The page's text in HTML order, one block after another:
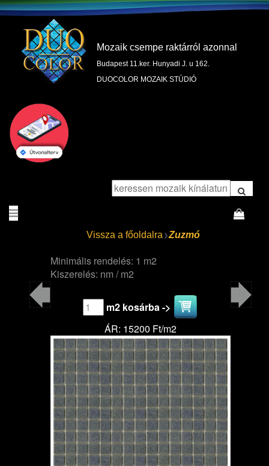
Mozaik csempe raktárról azonnal
Budapest 11.ker. Hunyadi J. u 162.
DUOCOLOR MOZAIK STÚDIÓ
Vissza a főoldalra Zuzmó
Minimális rendelés: 1 m2
Kiszerelés: nm / m2
m2 kosárba ->
ÁR: 15200 Ft/m2